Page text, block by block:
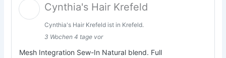
Cynthia's Hair Krefeld
Cynthia's Hair Krefeld ist in Krefeld.
3 Wochen 4 tage vor
Mesh Integration Sew-In Natural blend. Full